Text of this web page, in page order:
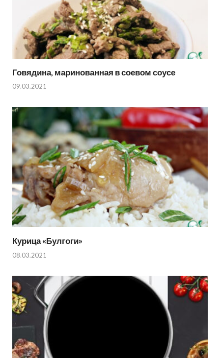
Говядина, маринованная в соевом соусе
09.03.2021
Курица «Булгоги»
08.03.2021